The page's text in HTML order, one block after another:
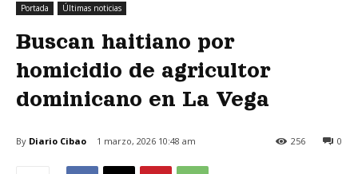
Portada Últimas noticias
Buscan haitiano por
homicidio de agricultor
dominicano en La Vega
By Diario Cibao 1 marzo, 2026 10:48 am 0
256